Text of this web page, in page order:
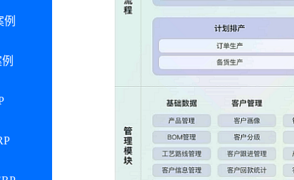
例